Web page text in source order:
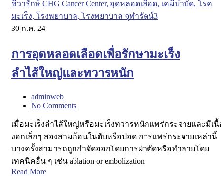
30 ก.ค. 24
การอุดหลอดเลือดเพื่อรักษามะเร็ง
ลำไส้ใหญ่และทวารหนัก
adminweb
No Comments
เมื่อมะเร็งลำไส้ใหญ่หรือมะเร็งทวารหนักแพร่กระจายและมีเนื้
งอกเล็กๆ สองสามก้อนในตับหรือปอด การแพร่กระจายเหล่านี้
บางครั้งสามารถถูกกำจัดออกโดยการผ่าตัดหรือทำลายโดย
เทคนิคอื่น ๆ เช่น ablation or embolization
Read More